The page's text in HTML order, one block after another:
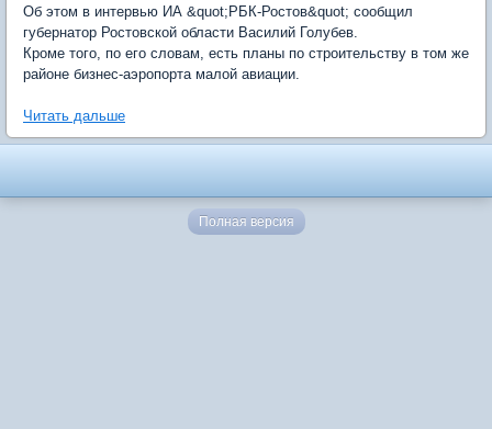
Об этом в интервью ИА &quot;РБК-Ростов&quot; сообщил
губернатор Ростовской области Василий Голубев.
Кроме того, по его словам, есть планы по строительству в том же
районе бизнес-аэропорта малой авиации.
Читать дальше
Полная версия